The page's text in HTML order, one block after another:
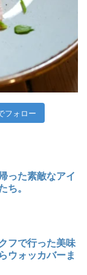
フォロー
った素敵なアイ
ち。
フで行った美味
ウォッカバーま